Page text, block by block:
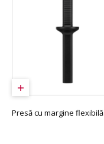
Presă cu margine flexibilă